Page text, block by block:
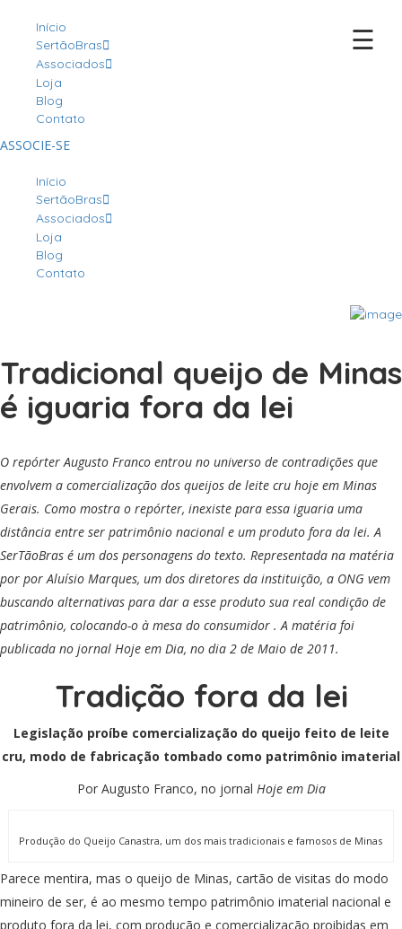
Início
SertãoBras
Associados
Loja
Blog
Contato
ASSOCIE-SE
Início
SertãoBras
Associados
Loja
Blog
Contato
☰
Tradicional queijo de Minas
é iguaria fora da lei
O repórter Augusto Franco entrou no universo de contradições que
envolvem a comercialização dos queijos de leite cru hoje em Minas
Gerais. Como mostra o repórter, inexiste para essa iguaria uma
distância entre ser patrimônio nacional e um produto fora da lei. A
SerTãoBras é um dos personagens do texto. Representada na matéria
por por Aluísio Marques, um dos diretores da instituição, a ONG vem
buscando alternativas para dar a esse produto sua real condição de
patrimônio, colocando-o à mesa do consumidor . A matéria foi
publicada no jornal Hoje em Dia, no dia 2 de Maio de 2011.
Tradição fora da lei
Legislação proíbe comercialização do queijo feito de leite
cru, modo de fabricação tombado como patrimônio imaterial
Por Augusto Franco, no jornal Hoje em Dia
Produção do Queijo Canastra, um dos mais tradicionais e famosos de Minas
Parece mentira, mas o queijo de Minas, cartão de visitas do modo
mineiro de ser, é ao mesmo tempo patrimônio imaterial nacional e
produto fora da lei, com produção e comercialização proibidas em